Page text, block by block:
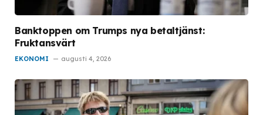
Banktoppen om Trumps nya betaltjänst:
Fruktansvärt
EKONOMI augusti 4, 2026